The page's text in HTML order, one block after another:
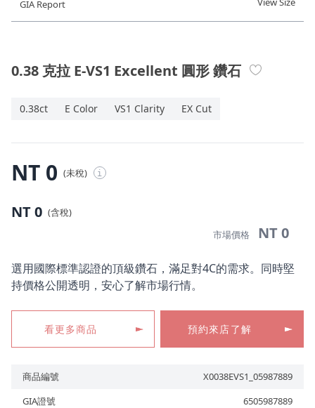
珠寶鑽飾
關於ALUXE
最新消息
婚禮護照
GIA Report
0.38 克拉 E-VS1 Excellent 圓形 鑽石
0.38ct E Color VS1 Clarity EX Cut
NT 0 (未稅) i
NT 0 (含稅)
市場價格
NT 0
選用國際標準認證的頂級鑽石，滿足對4C的需求。同時堅
持價格公開透明，安心了解市場行情。
看更多商品 預約來店了解
商品編號
X0038EVS1_05987889
GIA證號
6505987889